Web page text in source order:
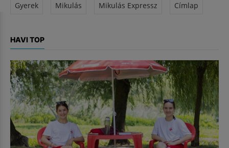
Gyerek
Mikulás Mikulás Expressz Címlap
HAVI TOP